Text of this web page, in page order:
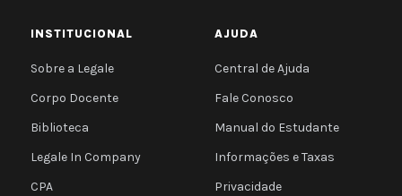
INSTITUCIONAL
Sobre a Legale
Corpo Docente
Biblioteca
Legale In Company
CPA
AJUDA
Central de Ajuda
Fale Conosco
Manual do Estudante
Informações e Taxas
Privacidade